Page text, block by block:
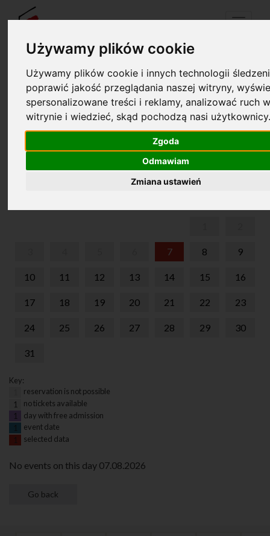
Używamy plików cookie
Używamy plików cookie i innych technologii
poprawić jakość przeglądania naszej witryny,
spersonalizowane treści i reklamy, analizować ruch
witrynie i wiedzieć, skąd pochodzą nasi
Zgoda
Odmawiam
Zmiana ustawień
Menu
pl en
Your cart is empty!
1927-2000. THE HISTORY OF THE INTERNATIONAL
FRYDERYK CHOPIN PIANO COMPETITIONS.
COMPETITIONS. WINNERS.
AUGUST 2026
7 8 9
10 11 12 13 14 15 16
17 18 19 20 21 22 23
24 25 26 27 28 29 30
31
Key:
reservation is not possible
1
no tickets available
1
day with free admission
event date
1
selected data
No events on this day 07.08.2026